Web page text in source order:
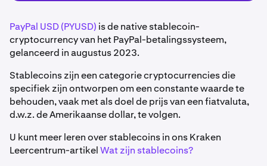
PayPal USD (PYUSD) is de native stablecoin-
cryptocurrency van het PayPal-betalingssysteem,
gelanceerd in augustus 2023.
Stablecoins zijn een categorie cryptocurrencies die
specifiek zijn ontworpen om een constante waarde te
behouden, vaak met als doel de prijs van een fiatvaluta,
d.w.z. de Amerikaanse dollar, te volgen.
U kunt meer leren over stablecoins in ons Kraken
Leercentrum-artikelWat zijn stablecoins?